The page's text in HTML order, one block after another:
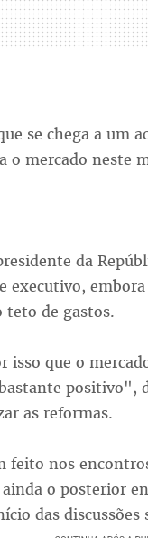
se chega a um
o mercado
da
executivo,
teto de gastos.
isso que o
positivo",
as reformas.
feito nos
o posterior
das discussões